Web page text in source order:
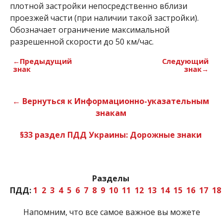
плотной застройки непосредственно вблизи
проезжей части (при наличии такой застройки).
Обозначает ограничение максимальной
разрешенной скорости до 50 км/час.
←Предыдущий
знак
Следующий
знак→
← Вернуться к Информационно-указательным
знакам
§33 раздел ПДД Украины: Дорожные знаки
Разделы
ПДД: 1 2 3 4 5 6 7 8 9 10 11 12 13 14 15 16 17 18
Напомним, что все самое важное вы можете